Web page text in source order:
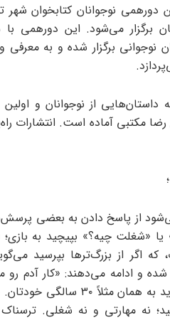
دورهمی نوجوانان کتابخوان
برگزار می‌شود. این دورهمی
نوجوانی برگزار شده و به
از نوجوانان و
مکتبی آماده است. انتشارات
از پاسخ دادن به بعضی پرسش‌ها
اگر از بزرگ‌ترها بپرسید
و ادامه می‌دهند: «کار آدم رو
لحظه چشمتان را ببندید و بپرید
نه مهارتی و نه شغلی. ترسناک